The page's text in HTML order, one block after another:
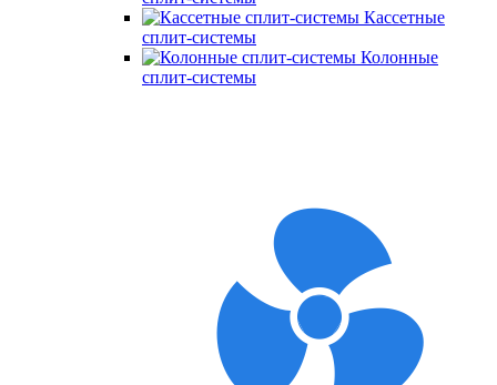
Кассетные
сплит-системы
Колонные
сплит-системы